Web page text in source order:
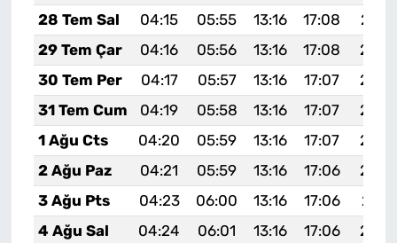
28 Tem Sal
04:15 05:55 13:16 17:08
29 Tem Çar
04:16 05:56 13:16 17:08
30 Tem Per
04:17 05:57 13:16 17:07
31 Tem Cum
04:19 05:58 13:16 17:07
1 Ağu Cts
04:20 05:59 13:16 17:07
2 Ağu Paz
04:21 05:59 13:16 17:06
3 Ağu Pts
04:23 06:00 13:16 17:06
4 Ağu Sal
04:24 06:01 13:16 17:06